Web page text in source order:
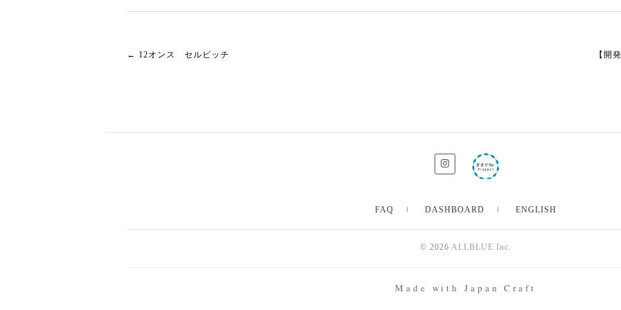
← 12オンス セルビッチ 【開
FAQ DASHBOARD ENGLISH
© 2026 ALLBLUE Inc.
Made with Japan Craft